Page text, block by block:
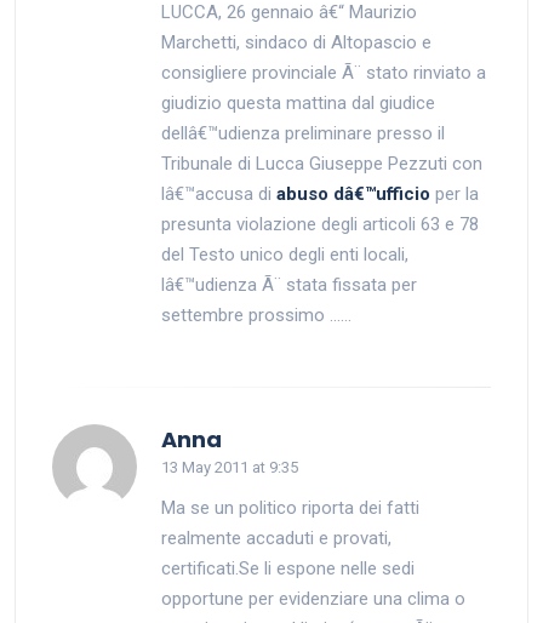
LUCCA, 26 gennaio â€“ Maurizio
Marchetti, sindaco di Altopascio e
consigliere provinciale Ã¨ stato rinviato a
giudizio questa mattina dal giudice
dellâ€™udienza preliminare presso il
Tribunale di Lucca Giuseppe Pezzuti con
lâ€™accusa di abuso dâ€™ufficio per la
presunta violazione degli articoli 63 e 78
del Testo unico degli enti locali,
lâ€™udienza Ã¨ stata fissata per
settembre prossimo ……
Anna
13 May 2011 at 9:35
Ma se un politico riporta dei fatti
realmente accaduti e provati,
certificati.Se li espone nelle sedi
opportune per evidenziare una clima o